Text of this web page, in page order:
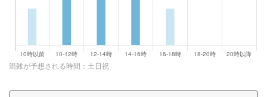
混雑が予想される時間：土日祝